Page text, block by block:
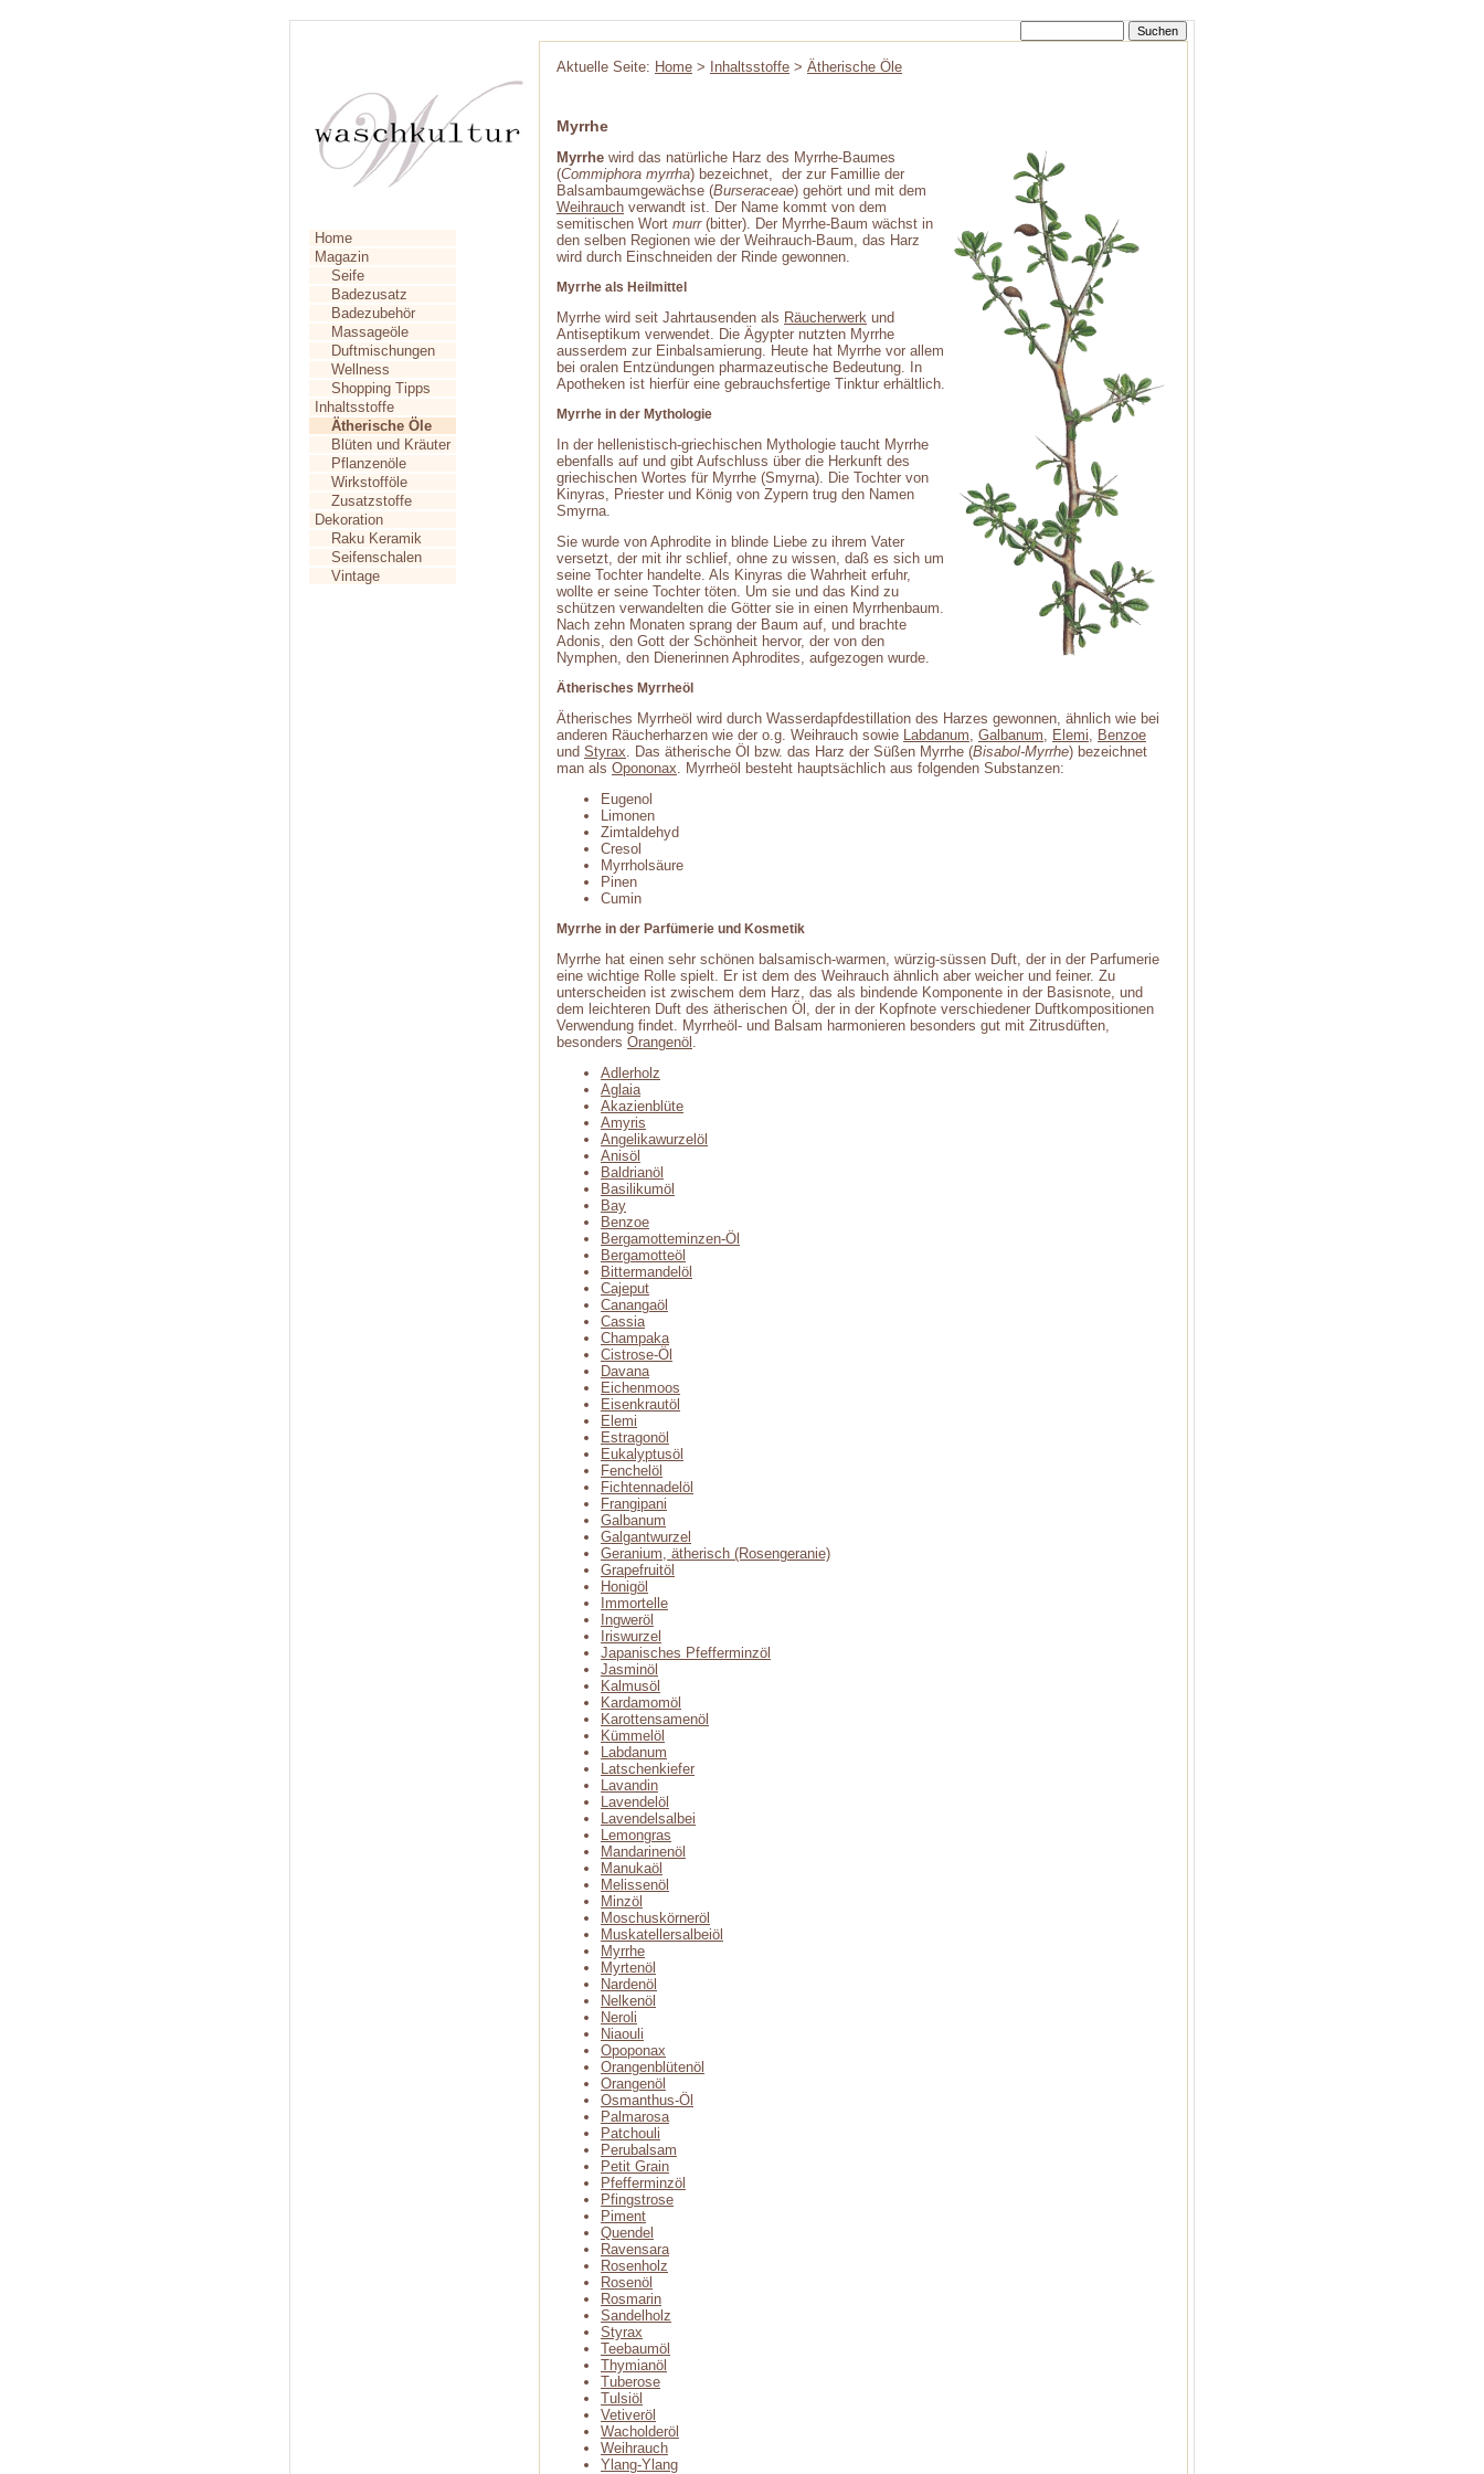
Home
Magazin
Seife
Badezusatz
Badezubehör
Massageöle
Duftmischungen
Wellness
Shopping Tipps
Inhaltsstoffe
Ätherische Öle
Blüten und Kräuter
Pflanzenöle
Wirkstofföle
Zusatzstoffe
Dekoration
Raku Keramik
Seifenschalen
Vintage
Aktuelle Seite: Home > Inhaltsstoffe > Ätherische Öle
Myrrhe
Myrrhe wird das natürliche Harz des Myrrhe-Baumes
(Commiphora myrrha) bezeichnet, der zur Famillie der
Balsambaumgewächse (Burseraceae) gehört und mit dem
Weihrauch verwandt ist. Der Name kommt von dem
semitischen Wort murr(bitter). Der Myrrhe-Baum wächst in
den selben Regionen wie der Weihrauch-Baum, das Harz
wird durch Einschneiden der Rinde gewonnen.
Myrrhe als Heilmittel
Myrrhe wird seit Jahrtausenden als Räucherwerk und
Antiseptikum verwendet. Die Ägypter nutzten Myrrhe
ausserdem zur Einbalsamierung. Heute hat Myrrhe vor allem
bei oralen Entzündungen pharmazeutische Bedeutung. In
Apotheken ist hierfür eine gebrauchsfertige Tinktur erhältlich.
Myrrhe in der Mythologie
In der hellenistisch-griechischen Mythologie taucht Myrrhe
ebenfalls auf und gibt Aufschluss über die Herkunft des
griechischen Wortes für Myrrhe (Smyrna). Die Tochter von
Kinyras, Priester und König von Zypern trug den Namen
Smyrna.
Sie wurde von Aphrodite in blinde Liebe zu ihrem Vater
versetzt, der mit ihr schlief, ohne zu wissen, daß es sich um
seine Tochter handelte. Als Kinyras die Wahrheit erfuhr,
wollte er seine Tochter töten. Um sie und das Kind zu
schützen verwandelten die Götter sie in einen Myrrhenbaum.
Nach zehn Monaten sprang der Baum auf, und brachte
Adonis, den Gott der Schönheit hervor, der von den
Nymphen, den Dienerinnen Aphrodites, aufgezogen wurde.
Ätherisches Myrrheöl
Ätherisches Myrrheöl wird durch Wasserdapfdestillation des Harzes gewonnen, ähnlich wie bei
anderen Räucherharzen wie der o.g. Weihrauch sowie Labdanum, Galbanum, Elemi, Benzoe
und Styrax. Das ätherische Öl bzw. das Harz der Süßen Myrrhe (Bisabol-Myrrhe) bezeichnet
man als Opononax. Myrrheöl besteht hauptsächlich aus folgenden Substanzen:
Eugenol
Limonen
Zimtaldehyd
Cresol
Myrrholsäure
Pinen
Cumin
Myrrhe in der Parfümerie und Kosmetik
Myrrhe hat einen sehr schönen balsamisch-warmen, würzig-süssen Duft, der in der Parfumerie
eine wichtige Rolle spielt. Er ist dem des Weihrauch ähnlich aber weicher und feiner. Zu
unterscheiden ist zwischem dem Harz, das als bindende Komponente in der Basisnote, und
dem leichteren Duft des ätherischen Öl, der in der Kopfnote verschiedener Duftkompositionen
Verwendung findet. Myrrheöl- und Balsam harmonieren besonders gut mit Zitrusdüften,
besonders Orangenöl .
Adlerholz
Aglaia
Akazienblüte
Amyris
Angelikawurzelöl
Anisöl
Baldrianöl
Basilikumöl
Bay
Benzoe
Bergamotteminzen-Öl
Bergamotteöl
Bittermandelöl
Cajeput
Canangaöl
Cassia
Champaka
Cistrose-Öl
Davana
Eichenmoos
Eisenkrautöl
Elemi
Estragonöl
Eukalyptusöl
Fenchelöl
Fichtennadelöl
Frangipani
Galbanum
Galgantwurzel
Geranium, ätherisch (Rosengeranie)
Grapefruitöl
Honigöl
Immortelle
Ingweröl
Iriswurzel
Japanisches Pfefferminzöl
Jasminöl
Kalmusöl
Kardamomöl
Karottensamenöl
Kümmelöl
Labdanum
Latschenkiefer
Lavandin
Lavendelöl
Lavendelsalbei
Lemongras
Mandarinenöl
Manukaöl
Melissenöl
Minzöl
Moschuskörneröl
Muskatellersalbeiöl
Myrrhe
Myrtenöl
Nardenöl
Nelkenöl
Neroli
Niaouli
Opoponax
Orangenblütenöl
Orangenöl
Osmanthus-Öl
Palmarosa
Patchouli
Perubalsam
Petit Grain
Pfefferminzöl
Pfingstrose
Piment
Quendel
Ravensara
Rosenholz
Rosenöl
Rosmarin
Sandelholz
Styrax
Teebaumöl
Thymianöl
Tuberose
Tulsiöl
Vetiveröl
Wacholderöl
Weihrauch
Ylang-Ylang